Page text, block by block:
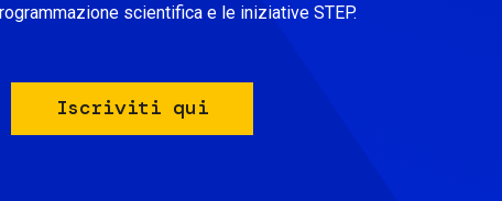
scientifica e le iniziative STEP.
Iscriviti qui